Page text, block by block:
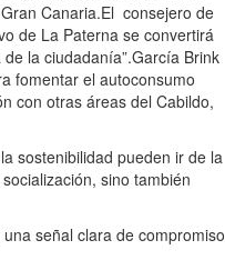
Canaria.El consejero de
de La Paterna se convertirá
la ciudadanía”.García Brink
fomentar el autoconsumo
con otras áreas del Cabildo,
sostenibilidad pueden ir de la
sino también
señal clara de compromiso